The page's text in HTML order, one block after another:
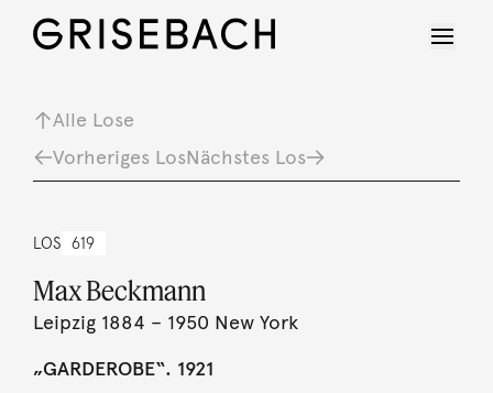
Alle Lose
Vorheriges LosNächstes Los
LOS 619
Max Beckmann
Leipzig 1884 – 1950 New York
„GARDEROBE“. 1921